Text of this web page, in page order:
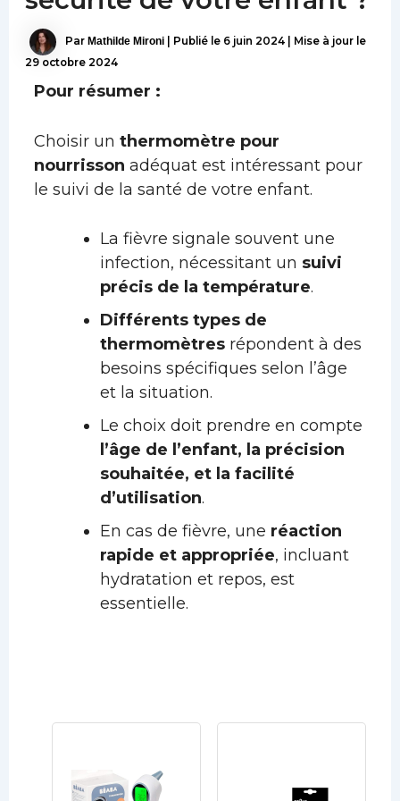
Par Mathilde Mironi Publié le 6 juin 2024
Mise à jour le
29 octobre 2024
Pour résumer :
Choisir un thermomètre pour
nourrisson adéquat est intéressant pour
le suivi de la santé de votre enfant.
La fièvre signale souvent une
infection, nécessitant un suivi
précis de la température.
Différents types de
thermomètresrépondent à des
besoins spécifiques selon l’âge
et la situation.
Le choix doit prendre en compte
l’âge de l’enfant, la précision
souhaitée, et la facilité
d’utilisation.
En cas de fièvre, une réaction
rapide et appropriée, incluant
hydratation et repos, est
essentielle.